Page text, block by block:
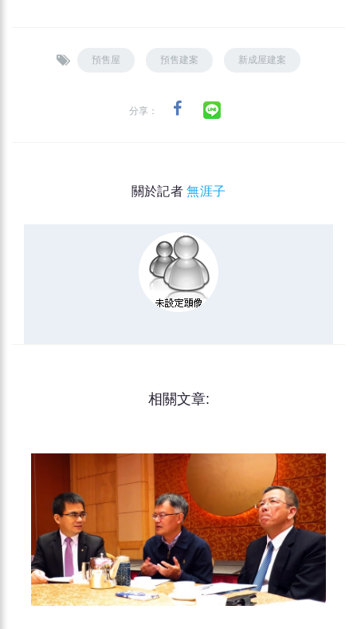
預售屋 預售建案 新成屋建案
分享：
關於記者無涯子
相關文章: